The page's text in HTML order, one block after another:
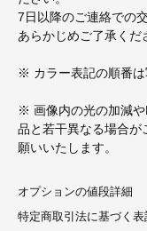
7日以降のご連絡での
あらかじめご了承くだ
※ カラー表記の順番は
※ 画像内の光の加減
品と若干異なる場合が
願いいたします。
オプションの値段詳細
特定商取引法に基づく表